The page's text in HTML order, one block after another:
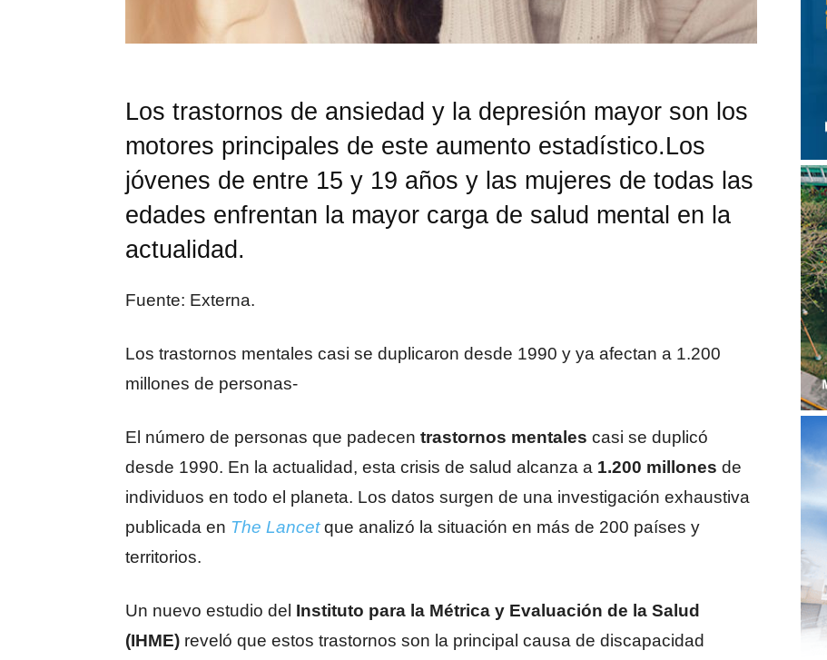
Los trastornos de ansiedad y la depresión mayor son los
motores principales de este aumento estadístico.Los
jóvenes de entre 15 y 19 años y las mujeres de todas las
edades enfrentan la mayor carga de salud mental en la
actualidad.
Fuente: Externa.
Los trastornos mentales casi se duplicaron desde 1990 y ya afectan a 1.200
millones de personas-
El número de personas que padecen trastornos mentales casi se duplicó
desde 1990. En la actualidad, esta crisis de salud alcanza a 1.200 millones de
individuos en todo el planeta. Los datos surgen de una investigación exhaustiva
publicada en The Lancetque analizó la situación en más de 200 países y
territorios.
Un nuevo estudio del Instituto para la Métrica y Evaluación de la Salud
(IHME) reveló que estos trastornos son la principal causa de discapacidad